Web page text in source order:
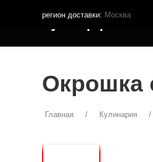
регион доставки: Москва
Кутья.рф
Окрошка
Главная Кулинария